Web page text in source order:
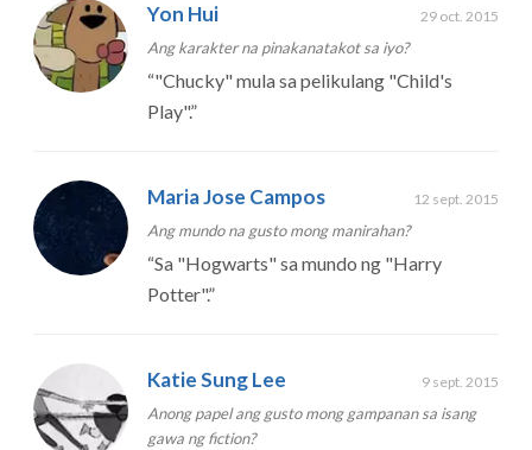
Yon Hui 29 oct. 2015
Ang karakter na pinakanatakot sa iyo?
“"Chucky" mula sa pelikulang "Child's
Play".”
Maria Jose Campos 12 sept. 2015
Ang mundo na gusto mong manirahan?
“Sa "Hogwarts" sa mundo ng "Harry
Potter".”
Katie Sung Lee 9 sept. 2015
Anong papel ang gusto mong gampanan sa isang
gawa ng fiction?